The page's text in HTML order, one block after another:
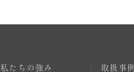
私たちの強み 取扱事例